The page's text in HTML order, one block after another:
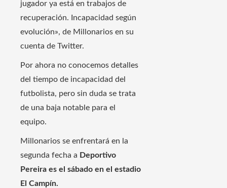
jugador ya está en trabajos de
recuperación. Incapacidad según
evolución», de Millonarios en su
cuenta de Twitter.
Por ahora no conocemos detalles
del tiempo de incapacidad del
futbolista, pero sin duda se trata
de una baja notable para el
equipo.
Millonarios se enfrentará en la
segunda fecha a Deportivo
Pereira es el sábado en el estadio
El Campín.